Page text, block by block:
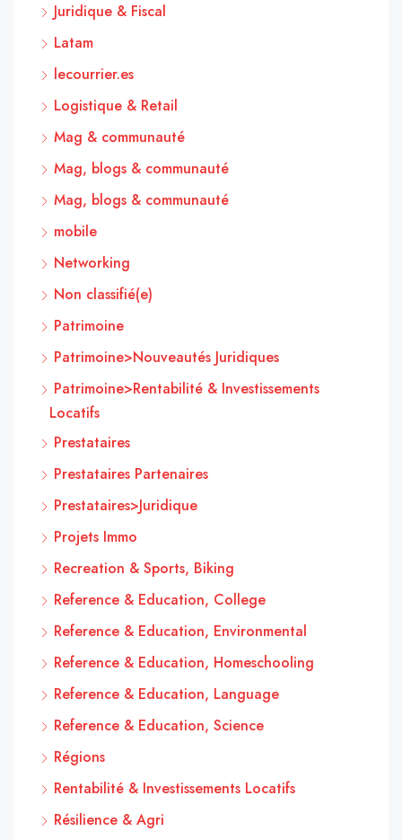
Juridique & Fiscal
Latam
lecourrier.es
Logistique & Retail
Mag & communauté
Mag, blogs & communauté
Mag, blogs & communauté
mobile
Networking
Non classifié(e)
Patrimoine
Patrimoine>Nouveautés Juridiques
Patrimoine>Rentabilité & Investissements
Locatifs
Prestataires
Prestataires Partenaires
Prestataires>Juridique
Projets Immo
Recreation & Sports, Biking
Reference & Education, College
Reference & Education, Environmental
Reference & Education, Homeschooling
Reference & Education, Language
Reference & Education, Science
Régions
Rentabilité & Investissements Locatifs
Résilience & Agri